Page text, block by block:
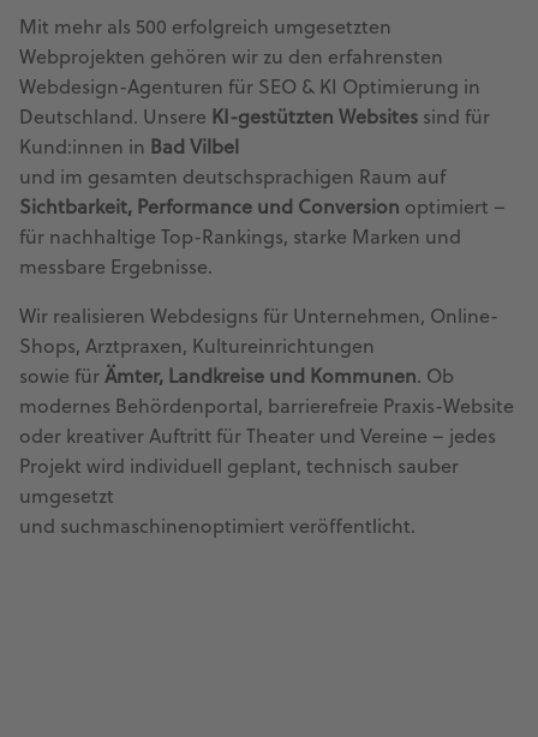
Mit mehr als 500 erfolgreich umgesetzten
Webprojekten gehören wir zu den erfahrensten
Webdesign-Agenturen für SEO & KI Optimierung in
Deutschland. Unsere KI-gestützten Websites sind für
Kund:innen in Bad Vilbel
und im gesamten deutschsprachigen Raum auf
Sichtbarkeit, Performance und Conversion optimiert –
für nachhaltige Top-Rankings, starke Marken und
messbare Ergebnisse.
Wir realisieren Webdesigns für Unternehmen, Online-
Shops, Arztpraxen, Kultureinrichtungen
sowie für Ämter, Landkreise und Kommunen. Ob
modernes Behördenportal, barrierefreie Praxis-Website
oder kreativer Auftritt für Theater und Vereine – jedes
Projekt wird individuell geplant, technisch sauber
umgesetzt
und suchmaschinenoptimiert veröffentlicht.